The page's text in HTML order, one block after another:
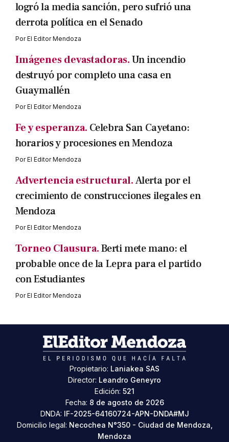
logró la media sanción, pero sufrió una
derrota política en el Senado
PorEl Editor Mendoza
Imágenes devastadoras.Un incendio
destruyó por completo una casa en
Guaymallén
PorEl Editor Mendoza
Fe y esperanza. Celebra San Cayetano:
horarios y procesiones en Mendoza
PorEl Editor Mendoza
Advertencia estructural.Alerta por el
crecimiento de construcciones ilegales en
Mendoza
PorEl Editor Mendoza
Torneo Clausura.Berti mete mano: el
probable once de la Lepra para el partido
con Estudiantes
PorEl Editor Mendoza
Propietario: Laniakea SAS
Director: Leandro Geneyro
Edición: 521
Fecha: 8 de agosto de 2026
DNDA: IF-2025-64160724-APN-DNDA#MJ
Domicilio legal: Necochea N°350 - Ciudad de Mendoza,
Mendoza